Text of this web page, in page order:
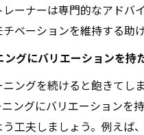
ーナーは専門的なアドバ
ベーションを維持する助
ングにバリエーションを持
ングを続けると飽きてし
ングにバリエーションを
う工夫しましょう。例えば